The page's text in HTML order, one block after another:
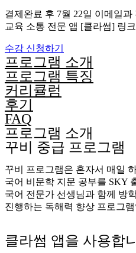
결제완료 후 7월 22일 이메일과
교육 소통 전문 앱 [클라썸] 링
수강 신청하기
프로그램 소개
프로그램 특징
커리큘럼
후기
FAQ
프로그램 소개
꾸비 중급 프로그램
꾸비 프로그램은 혼자서 매일
국어 비문학 지문 공부를 SKY
국어 전문가 선생님과 함께 방
진행하는 독해력 향상 프로그
클라썸 앱을 사용합